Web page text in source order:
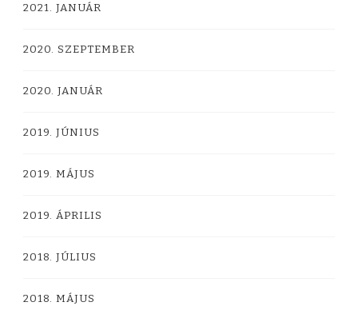
2021. JANUÁR
2020. SZEPTEMBER
2020. JANUÁR
2019. JÚNIUS
2019. MÁJUS
2019. ÁPRILIS
2018. JÚLIUS
2018. MÁJUS